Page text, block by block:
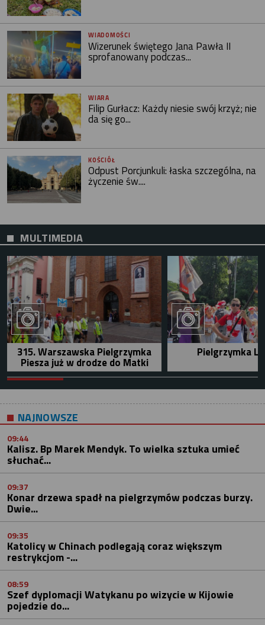
WIADOMOŚCI
Wizerunek świętego Jana Pawła II
sprofanowany podczas...
WIARA
Filip Gurłacz: Każdy niesie swój krzyż; nie
da się go...
KOŚCIÓŁ
Odpust Porcjunkuli: łaska szczególna, na
życzenie św....
MULTIMEDIA
315. Warszawska Pielgrzymka
Piesza już w drodze do Matki
Pielgrzymka
NAJNOWSZE
09:44
Kalisz. Bp Marek Mendyk. To wielka sztuka umieć
słuchać...
09:37
Konar drzewa spadł na pielgrzymów podczas burzy.
Dwie...
09:35
Katolicy w Chinach podlegają coraz większym
restrykcjom -...
08:59
Szef dyplomacji Watykanu po wizycie w Kijowie
pojedzie do...